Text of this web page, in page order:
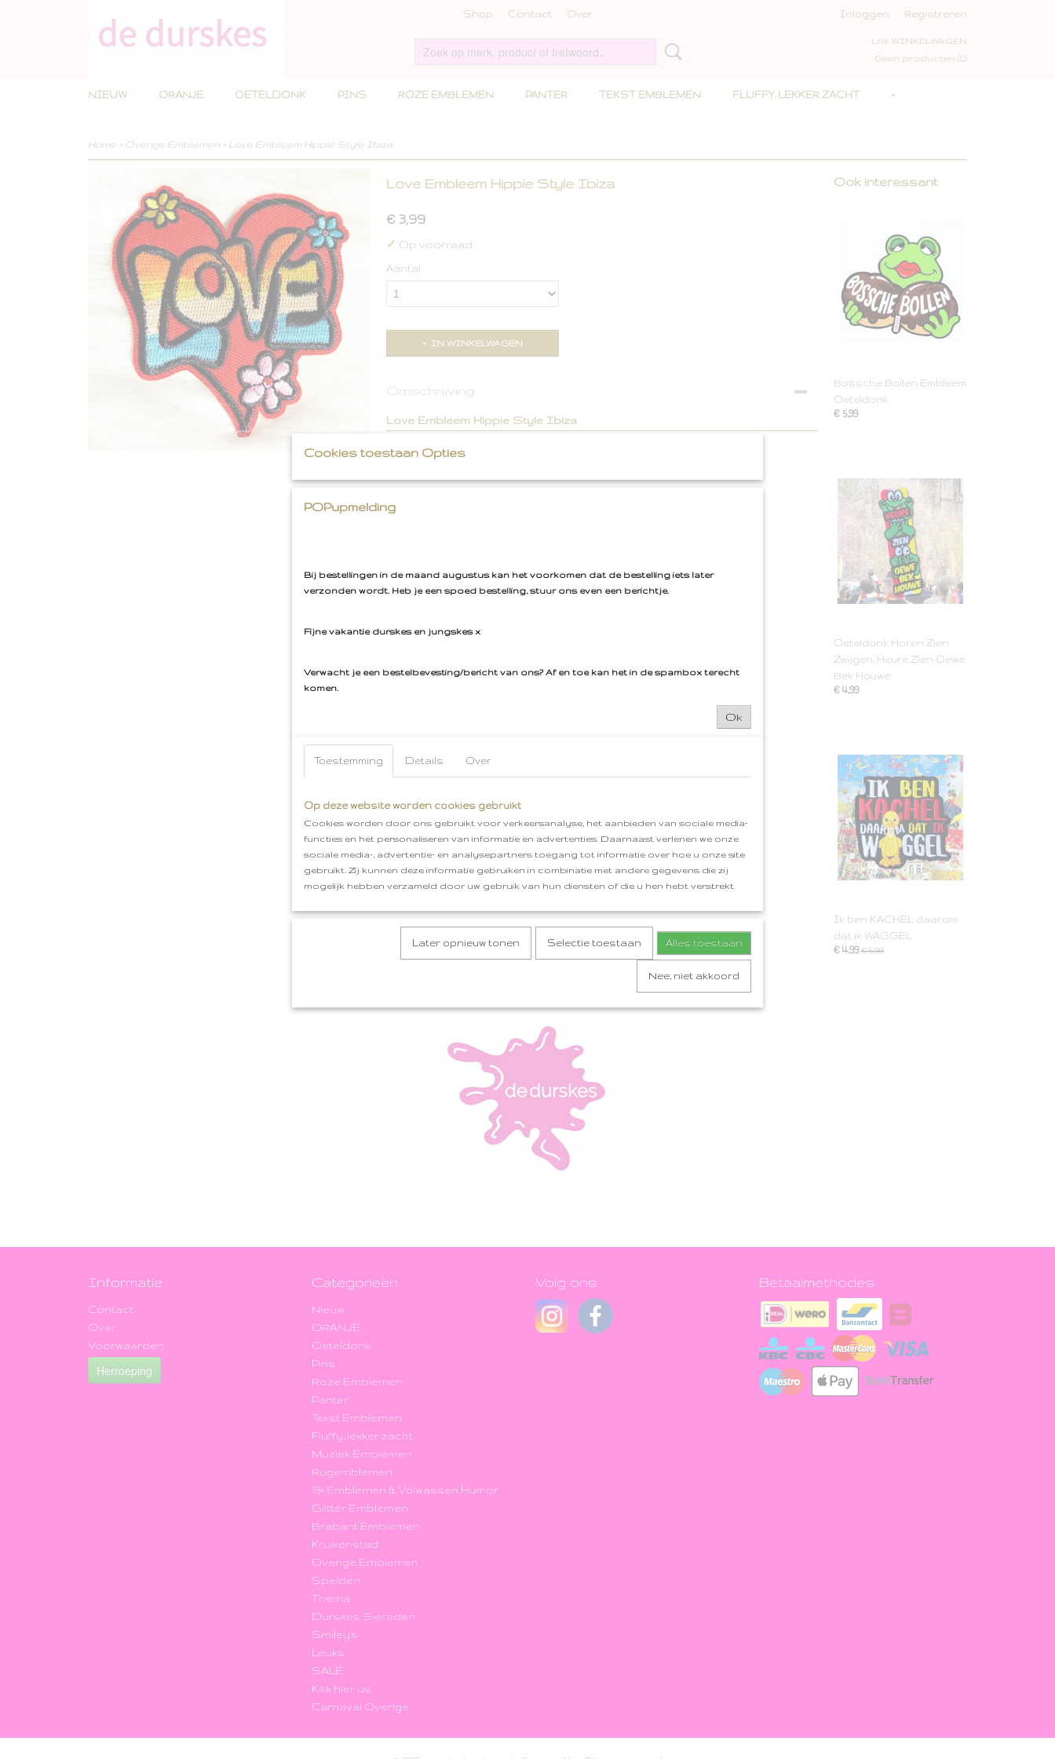
Shop Contact Over Inloggen Registreren
UW WINKELWAGEN
Geen producten (0)
NIEUW ORANJE OETELDONK PINS ROZE EMBLEMEN PANTER TEKST EMBLEMEN FLUFFY, LEKKER ZACHT +
Home > Overige Emblemen > Love Embleem Hippie Style Ibiza
Love Embleem Hippie Style Ibiza
€ 3,99
✓ Op voorraad
Aantal
IN WINKELWAGEN
Omschrijving
Love Embleem Hippie Style Ibiza
Ook interessant
Bossche Bollen Embleem
Oeteldonk
€ 5,99
Oeteldonk Horen Zien
Zwijgen, Heure Zien Oewe
Bek Houwe
€ 4,99
Ik ben KACHEL daarom
dat ik WAGGEL
€ 4,99 € 5,99
Informatie
Contact
Over
Voorwaarden
Herroeping
Categorieën
Nieuw
ORANJE
Oeteldonk
Pins
Roze Emblemen
Panter
Tekst Emblemen
Fluffy, lekker zacht
Muziek Emblemen
Rugemblemen
18+ Emblemen & Volwassen Humor
Glitter Emblemen
Brabant Emblemen
Kruikenstad
Overige Emblemen
Spelden
Thema
Durskes Sieraden
Smiley's
Leuks
SALE
Kek hier us
Carnaval Overige
Volg ons Betaalmethodes
Cookies toestaan Opties
POPupmelding
Bij bestellingen in de maand augustus kan het voorkomen dat de bestelling iets later
verzonden wordt. Heb je een spoed bestelling, stuur ons even een berichtje.
Fijne vakantie durskes en jungskes x
Verwacht je een bestelbevesting/bericht van ons? Af en toe kan het in de spambox terecht
komen.
Ok
Toestemming Details Over
Op deze website worden cookies gebruikt
Cookies worden door ons gebruikt voor verkeersanalyse, het aanbieden van sociale media-
functies en het personaliseren van informatie en advertenties. Daarnaast verlenen we onze
sociale media-, advertentie- en analysepartners toegang tot informatie over hoe u onze site
gebruikt. Zij kunnen deze informatie gebruiken in combinatie met andere gegevens die zij
mogelijk hebben verzameld door uw gebruik van hun diensten of die u hen hebt verstrekt.
Later opnieuw tonen Selectie toestaan Alles toestaan
Nee, niet akkoord